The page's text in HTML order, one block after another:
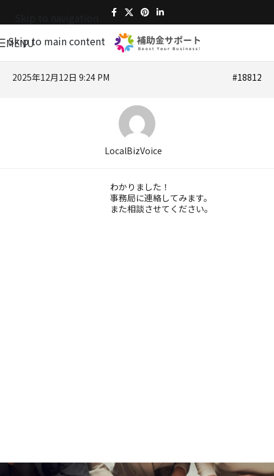
Skip to main content
MENU
2025年12月12日 9:24 PM #18812
LocalBizVoice
わかりました！
事務局に連絡してみます。
また相談させてください。